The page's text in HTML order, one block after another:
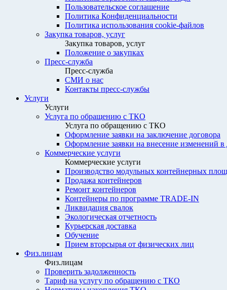
Пользовательское соглашение
Политика Конфиденциальности
Политика использования cookie-файлов
Закупка товаров, услуг
Закупка товаров, услуг
Положение о закупках
Пресс-служба
Пресс-служба
СМИ о нас
Контакты пресс-службы
Услуги
Услуги
Услуга по обращению с ТКО
Услуга по обращению с ТКО
Оформление заявки на заключение договора
Оформление заявки на внесение изменений в
Коммерческие услуги
Коммерческие услуги
Производство модульных контейнерных
Продажа контейнеров
Ремонт контейнеров
Контейнеры по программе TRADE-IN
Ликвидация свалок
Экологическая отчетность
Курьерская доставка
Обучение
Прием вторсырья от физических лиц
Физ.лицам
Физ.лицам
Проверить задолженность
Тариф на услугу по обращению с ТКО